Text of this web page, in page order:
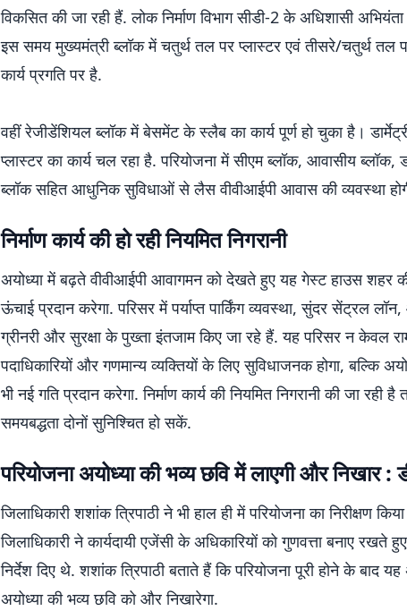
विकसित की जा रही हैं. लोक निर्माण विभाग सीडी-2 के अधिशासी
इस समय मुख्यमंत्री ब्लॉक में चतुर्थ तल पर प्लास्टर एवं तीसरे/चतुर्थ तल
कार्य प्रगति पर है.
वहीं रेजीडेंशियल ब्लॉक में बेसमेंट के स्लैब का कार्य पूर्ण हो चुका है।
प्लास्टर का कार्य चल रहा है. परियोजना में सीएम ब्लॉक, आवासीय ब्लॉक,
ब्लॉक सहित आधुनिक सुविधाओं से लैस वीवीआईपी आवास की व्यवस्था
निर्माण कार्य की हो रही नियमित निगरानी
अयोध्या में बढ़ते वीवीआईपी आवागमन को देखते हुए यह गेस्ट हाउस शहर
ऊंचाई प्रदान करेगा. परिसर में पर्याप्त पार्किंग व्यवस्था, सुंदर सेंट्रल
ग्रीनरी और सुरक्षा के पुख्ता इंतजाम किए जा रहे हैं. यह परिसर न केवल
पदाधिकारियों और गणमान्य व्यक्तियों के लिए सुविधाजनक होगा, बल्कि
भी नई गति प्रदान करेगा. निर्माण कार्य की नियमित निगरानी की जा रही
समयबद्धता दोनों सुनिश्चित हो सकें.
परियोजना अयोध्या की भव्य छवि में लाएगी और निखार :
जिलाधिकारी शशांक त्रिपाठी ने भी हाल ही में परियोजना का निरीक्षण
जिलाधिकारी ने कार्यदायी एजेंसी के अधिकारियों को गुणवत्ता बनाए रखते
निर्देश दिए थे. शशांक त्रिपाठी बताते हैं कि परियोजना पूरी होने के बाद
अयोध्या की भव्य छवि को और निखारेगा.